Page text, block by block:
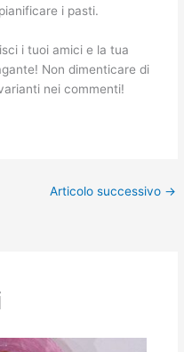
i pasti.
i tuoi amici e la tua
Non dimenticare di
nei commenti!
Articolo successivo →